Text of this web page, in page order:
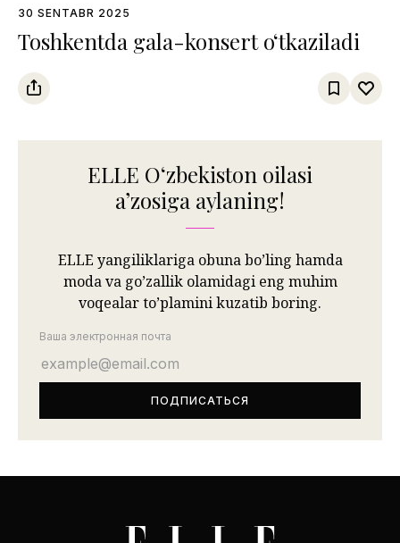
30 SENTABR 2025
Toshkentda gala-konsert o‘tkaziladi
ELLE Oʻzbekiston oilasi
aʼzosiga aylaning!
ELLE yangiliklariga obuna bo’ling hamda
moda va go’zallik olamidagi eng muhim
voqealar to’plamini kuzatib boring.
Ваша электронная почта